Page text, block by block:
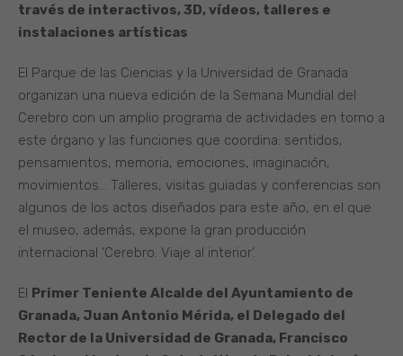
través de interactivos, 3D, vídeos, talleres e
instalaciones artísticas
El Parque de las Ciencias y la Universidad de Granada
organizan una nueva edición de la Semana Mundial del
Cerebro con un amplio programa de actividades en torno a
este órgano y las funciones que coordina: sentidos,
pensamientos, memoria, emociones, imaginación,
movimientos… Talleres, visitas guiadas y conferencias son
algunos de los actos diseñados para este año, en el que
el museo, además, expone la gran producción
internacional ‘Cerebro. Viaje al interior’.
El Primer Teniente Alcalde del Ayuntamiento de
Granada, Juan Antonio Mérida, el Delegado del
Rector de la Universidad de Granada, Francisco